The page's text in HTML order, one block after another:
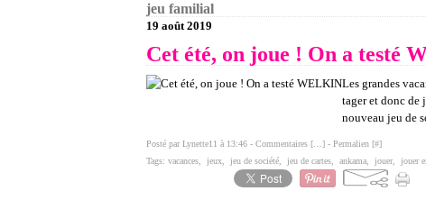
jeu familial
19 août 2019
Cet été, on joue ! On a testé
Les grandes
tager et donc de
nouveau jeu de
Posté par Lynette11 à 13:46 - Commentaires [ ] - Permalien [#]
Tags: vacances jeux jeu de société jeu de cartes ankama jouer, jouer